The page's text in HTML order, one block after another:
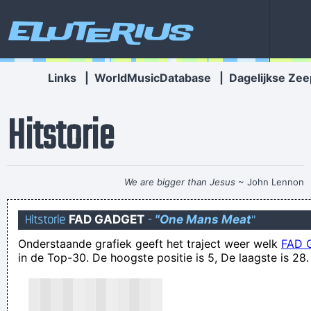
Eluterius
Links WorldMusicDatabase Dagelijkse
Hitstorie
We are bigger than Jesus ~ John Lennon
[Schokkende video] Paar vallen naar beneden en stierf aan
achtste verdieping findow fhile sex doen en... Ze moeten
tenminste het venster te sluiten voordat je dit doet
De baas heeft een vet loon, ik verdien geen knijt. Daarom dat
Hitstorie FAD GADGET - "One Mans Meat"
Onderstaande grafiek geeft het traject weer welk FAD
in de Top-30. De hoogste positie is 5, De laagste is 28.